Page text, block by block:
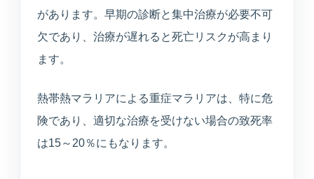
があります。早期の診断と集中治療が必要不可
欠であり、治療が遅れると死亡リスクが高まり
ます。
熱帯熱マラリアによる重症マラリアは、特に危
険であり、適切な治療を受けない場合の致死率
は15～20％にもなります。